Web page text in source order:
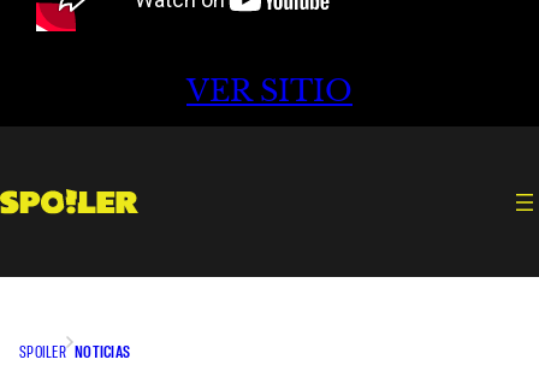
VER SITIO
SPOILER NOTICIAS